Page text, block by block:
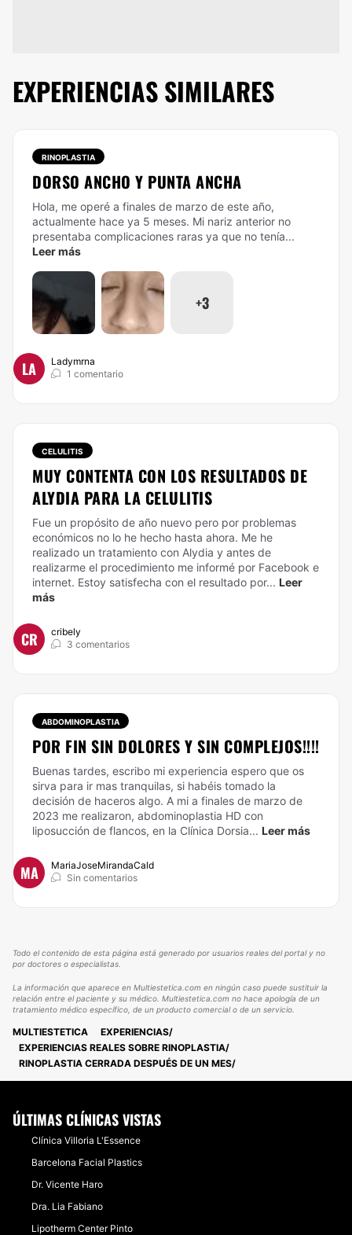
EXPERIENCIAS SIMILARES
RINOPLASTIA
DORSO ANCHO Y PUNTA ANCHA
Hola, me operé a finales de marzo de este año,
actualmente hace ya 5 meses. Mi nariz anterior no
presentaba complicaciones raras ya que no tenía...
Leer más
+3
LA
Ladymrna
1 comentario
CELULITIS
MUY CONTENTA CON LOS RESULTADOS DE
ALYDIA PARA LA CELULITIS
Fue un propósito de año nuevo pero por problemas
económicos no lo he hecho hasta ahora. Me he
realizado un tratamiento con Alydia y antes de
realizarme el procedimiento me informé por Facebook e
internet. Estoy satisfecha con el resultado por... Leer
más
CR
cribely
3 comentarios
ABDOMINOPLASTIA
POR FIN SIN DOLORES Y SIN COMPLEJOS!!!!
Buenas tardes, escribo mi experiencia espero que os
sirva para ir mas tranquilas, si habéis tomado la
decisión de haceros algo. A mi a finales de marzo de
2023 me realizaron, abdominoplastia HD con
liposucción de flancos, en la Clínica Dorsia... Leer más
MA
MariaJoseMirandaCald
Sin comentarios
Todo el contenido de esta página está generado por usuarios reales del portal y no
por doctores o especialistas.
La información que aparece en Multiestetica.com en ningún caso puede sustituir la
relación entre el paciente y su médico. Multiestetica.com no hace apología de un
tratamiento médico específico, de un producto comercial o de un servicio.
MULTIESTETICA
EXPERIENCIAS
EXPERIENCIAS REALES SOBRE RINOPLASTIA
RINOPLASTIA CERRADA DESPUÉS DE UN MES
ÚLTIMAS CLÍNICAS VISTAS
Clínica Villoria L'Essence
Barcelona Facial Plastics
Dr. Vicente Haro
Dra. Lia Fabiano
Lipotherm Center Pinto